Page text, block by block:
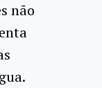
não